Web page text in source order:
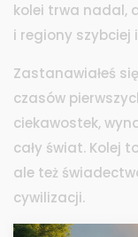
kolei trwa nadal,
i regiony szybciej
Zastanawiałeś
czasów
ciekawostek,
cały świat. Kolej
ale też
cywilizacji.